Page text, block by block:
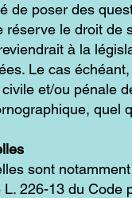
de poser des
le droit
à la
Le cas
et/ou pénale
sont
226-13 du